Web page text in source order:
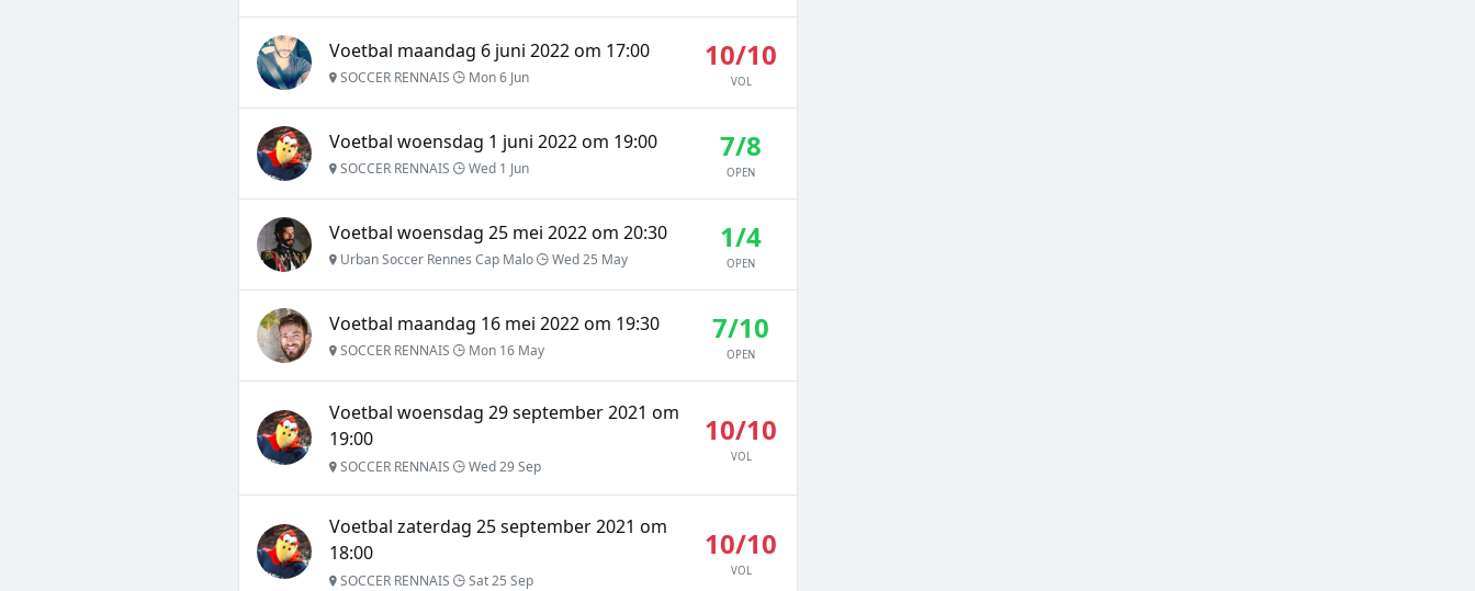
Voetbal maandag 6 juni 2022 om 17:00
SOCCER RENNAIS Mon 6 Jun
10/10
VOL
Voetbal woensdag 1 juni 2022 om 19:00
SOCCER RENNAIS Wed 1 Jun
7/8
OPEN
Voetbal woensdag 25 mei 2022 om 20:30
Urban Soccer Rennes Cap Malo Wed 25 May
1/4
OPEN
Voetbal maandag 16 mei 2022 om 19:30
SOCCER RENNAIS Mon 16 May
7/10
OPEN
Voetbal woensdag 29 september 2021 om
19:00
SOCCER RENNAIS Wed 29 Sep
10/10
VOL
Voetbal zaterdag 25 september 2021 om
18:00
SOCCER RENNAIS Sat 25 Sep
10/10
VOL